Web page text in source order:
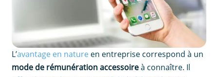
L’avantage en nature en entreprise correspond à un
mode de rémunération accessoireà connaître. Il